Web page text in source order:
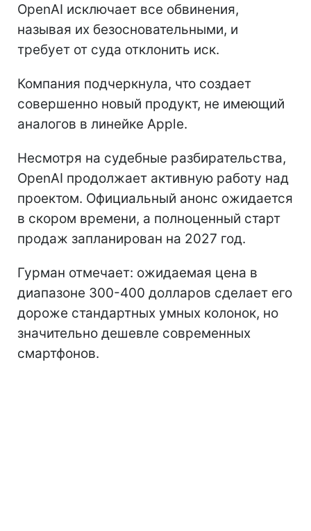
OpenAI исключает все обвинения,
называя их безосновательными, и
требует от суда отклонить иск.
Компания подчеркнула, что создает
совершенно новый продукт, не имеющий
аналогов в линейке Apple.
Несмотря на судебные разбирательства,
OpenAI продолжает активную работу над
проектом. Официальный анонс ожидается
в скором времени, а полноценный старт
продаж запланирован на 2027 год.
Гурман отмечает: ожидаемая цена в
диапазоне 300-400 долларов сделает его
дороже стандартных умных колонок, но
значительно дешевле современных
смартфонов.